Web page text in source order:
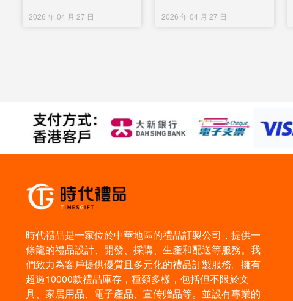
2026 年 04 月 27 日 2026 年 04 月 27 日
時代禮品是一家位於中華地區的禮品訂製公司，提供一
條龍的禮品設計、開發、採購、生產和配送等服務。我
們致力為客戶提供優質且多元化的禮品訂製服務。擁有
超過10000款禮品庫存，種類多樣，包括但不限於文
具、家居用品、電子產品、宣传赠品等。並設有專業的